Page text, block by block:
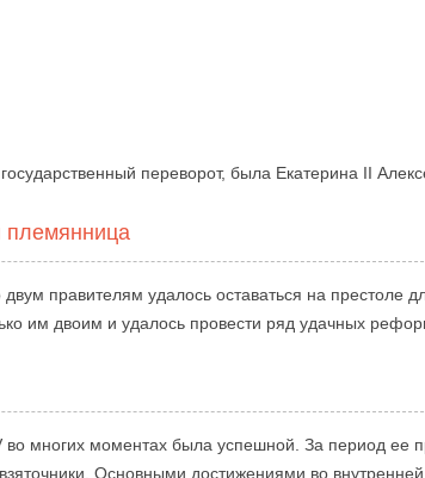
переворот, была Екатерина II
племянница
двум правителям удалось оставаться на
им двоим и удалось провести ряд удачных
многих моментах была успешной. За период ее
Основными достижениями во